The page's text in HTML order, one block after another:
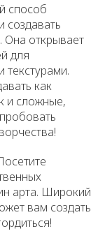
способ
создавать
Она открывает
для
как
и сложные,
арта. Широкий
вам создать